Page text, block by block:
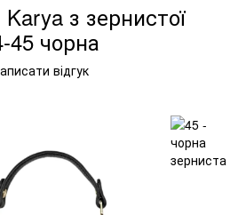
з зернистої
45 чорна
відгук